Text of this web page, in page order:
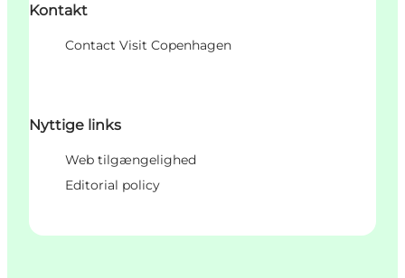
Kontakt
Contact Visit Copenhagen
Nyttige links
Web tilgængelighed
Editorial policy